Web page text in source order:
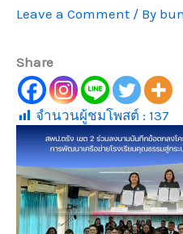
Leave a Comment / By
Share
จำนวนผู้ชมโพสต์ : 137